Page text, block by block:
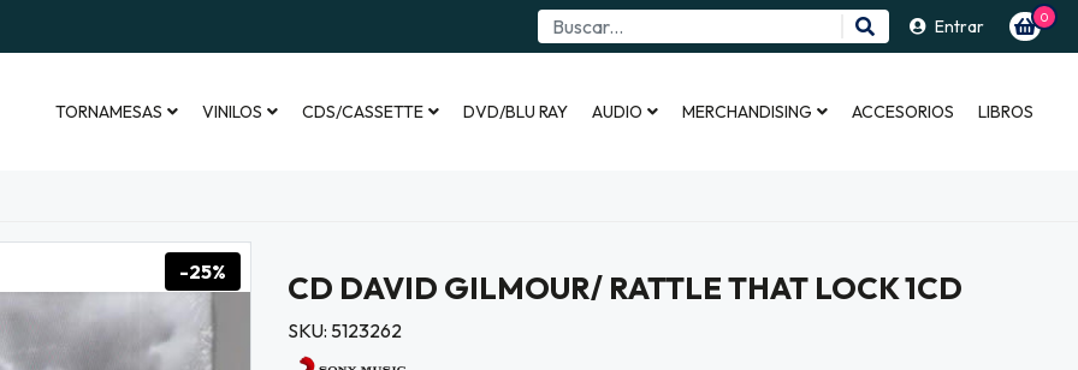
Entrar 0
TORNAMESAS VINILOS CDS/CASSETTE DVD/BLU RAY AUDIO MERCHANDISING ACCESORIOS LIBROS
-25% CD DAVID GILMOUR/ RATTLE THAT LOCK 1CD
SKU: 5123262